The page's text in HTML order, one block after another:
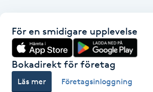
H
Hatha Yoga
Headspa
För en smidigare upplevelse
Bokadirekt för företag
Läs mer Företagsinloggning